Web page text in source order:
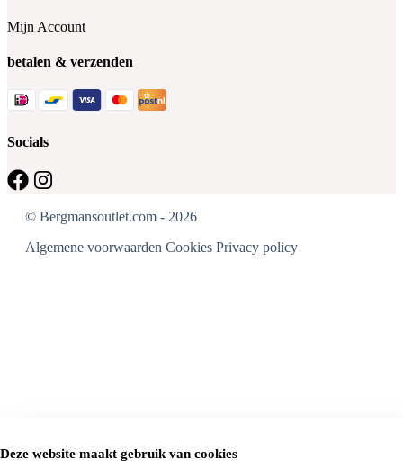
Deze website maakt gebruik van cookies
Mijn Account
betalen & verzenden
Socials
© Bergmansoutlet.com - 2026
Algemene voorwaarden Cookies Privacy policy